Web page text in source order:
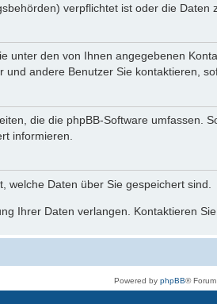
verpflichtet ist oder die Daten
unter den von Ihnen angegebenen
andere Benutzer Sie kontaktieren,
die die phpBB-Software
informieren.
welche Daten über Sie gespeichert sind.
Ihrer Daten verlangen. Kontaktieren
Powered by phpBB®